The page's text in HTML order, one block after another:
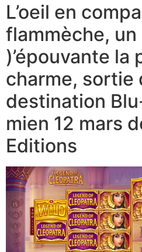
L’oeil en
flammèche, un
)’épouvante la
charme, sortie
destination
mien 12 mars
Editions